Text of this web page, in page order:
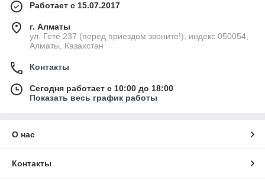
Работает с 15.07.2017
г. Алматы
ул. Гете 237 (перед приездом звоните!), индекс 050054,
Алматы, Казахстан
Контакты
Сегодня работает с 10:00 до 18:00
Показать весь график работы
О нас
Контакты